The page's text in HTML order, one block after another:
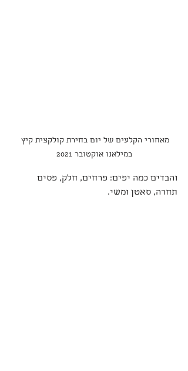
מאחורי הקלעים של יום בחירת קולקצית קיץ
במילאנו אוקטובר 2021
והבדים כמה יפים: פרחים, חלק, פסים
תחרה, סאטן ומשי.